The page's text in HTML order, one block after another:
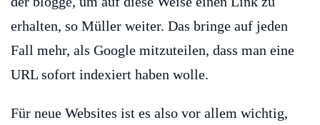
erhalten, so Müller weiter. Das bringe auf jeden
Fall mehr, als Google mitzuteilen, dass man eine
URL sofort indexiert haben wolle.
Für neue Websites ist es also vor allem wichtig,